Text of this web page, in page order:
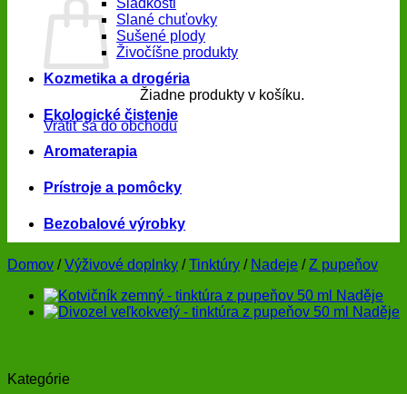
Žiadne produkty v košíku.
Vrátiť sa do obchodu
Sladkosti
Slané chuťovky
Sušené plody
Živočíšne produkty
Kozmetika a drogéria
Ekologické čistenie
Aromaterapia
Prístroje a pomôcky
Bezobalové výrobky
Domov / Výživové doplnky / Tinktúry / Nadeje / Z pupeňov
Kategórie